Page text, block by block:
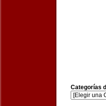
Categorías